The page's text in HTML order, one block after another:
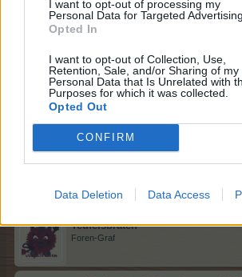
I want to opt-out of processing my
Personal Data for Targeted Advertising.
Opted In
I want to opt-out of Collection, Use,
Retention, Sale, and/or Sharing of my
Personal Data that Is Unrelated with
Purposes for which it was collected.
Opted Out
CONFIRM
Data Deletion Data Access
Forenfreak
Huhu Ribanna.....knuddel dich....
liebes Dankeschön auch Dir für die
1 Februar 2015
Teufelsbratengefällt dies.
Teufelsbraten
Foren-Graf